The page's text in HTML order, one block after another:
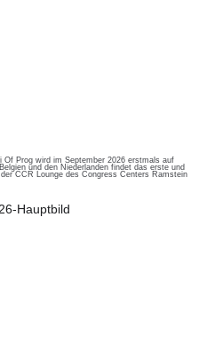
Prog wird im September 2026 erstmals auf
und den Niederlanden findet das erste und
CCR Lounge des Congress Centers Ramstein